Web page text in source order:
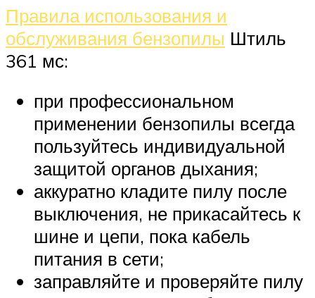
Правила использования и
обслуживания бензопилы Штиль
361 мс:
при профессиональном
применении бензопилы всегда
пользуйтесь индивидуальной
защитой органов дыхания;
аккуратно кладите пилу после
выключения, не прикасайтесь к
шине и цепи, пока кабель
питания в сети;
заправляйте и проверяйте пилу